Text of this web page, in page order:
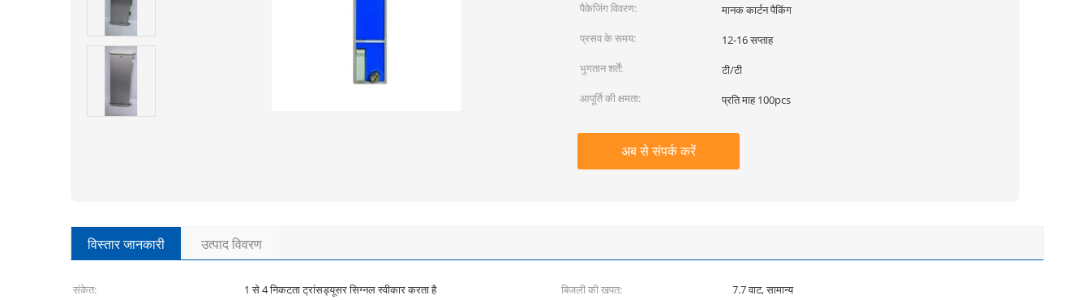
पैकेजिंग विवरण:
मानक कार्टन पैकिंग
प्रसव के समय:
12-16 सप्ताह
भुगतान शर्तें:
टी/टी
आपूर्ति की क्षमता:
प्रति माह 100pcs
अब से संपर्क करें
विस्तार जानकारी उत्पाद विवरण
संकेत: 1 से 4 निकटता ट्रांसड्यूसर सिग्नल स्वीकार करता है बिजली की खपत:
7.7 वाट, सामान्य